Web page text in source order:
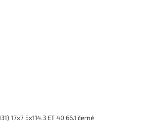
17x7 5x114.3 ET 40 66.1 černé